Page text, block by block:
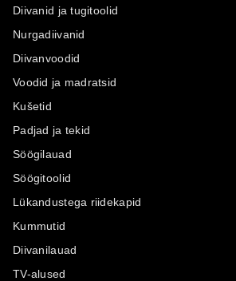
Diivanid ja tugitoolid
Nurgadiivanid
Diivanvoodid
Voodid ja madratsid
Kušetid
Padjad ja tekid
Söögilauad
Söögitoolid
Lükandustega riidekapid
Kummutid
Diivanilauad
TV-alused